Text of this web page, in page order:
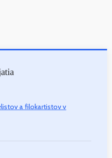
a filokartistov v